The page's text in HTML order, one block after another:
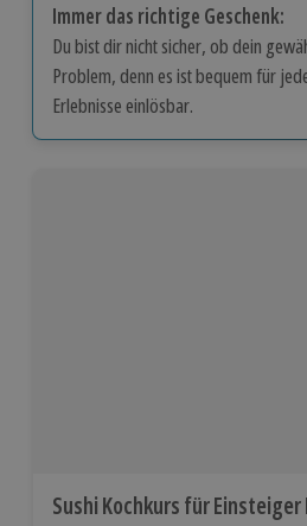
Immer das richtige Geschenk:
Du bist dir nicht sicher, ob dein
Problem, denn es ist bequem für
Erlebnisse einlösbar.
Sushi Kochkurs für